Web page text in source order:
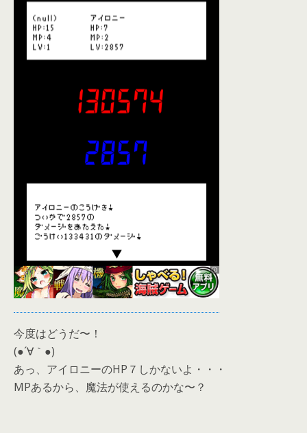
今度はどうだ〜！
(●´∀｀●)
あっ、アイロニーのHP７しかないよ・・・
MPあるから、魔法が使えるのかな〜？